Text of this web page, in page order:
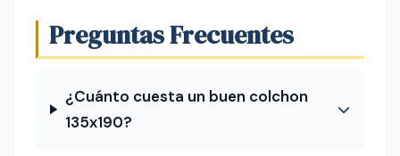
Preguntas Frecuentes
¿Cuánto cuesta un buen colchon
135x190?